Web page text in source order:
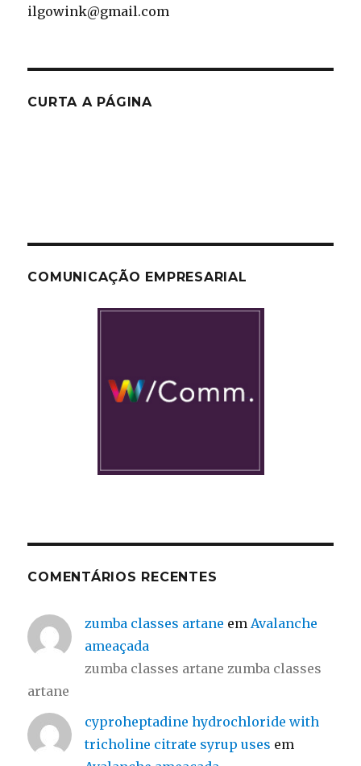
ilgowink@gmail.com
CURTA A PÁGINA
COMUNICAÇÃO EMPRESARIAL
COMENTÁRIOS RECENTES
zumba classes artane em Avalanche
ameaçada
zumba classes artane zumba classes
artane
cyproheptadine hydrochloride with
tricholine citrate syrup uses em